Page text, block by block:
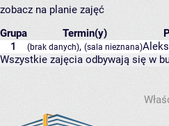
zobacz na planie zajęć
Grupa
Termin(y)
1
(brak danych), (sala nieznana)
Wszystkie zajęcia odbywają się w